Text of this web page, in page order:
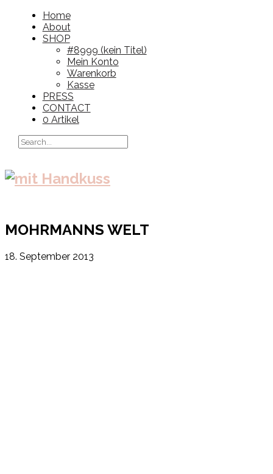
Home
About
SHOP
#8999 (kein Titel)
Mein Konto
Warenkorb
Kasse
PRESS
CONTACT
0 Artikel
MOHRMANNS WELT
18. September 2013